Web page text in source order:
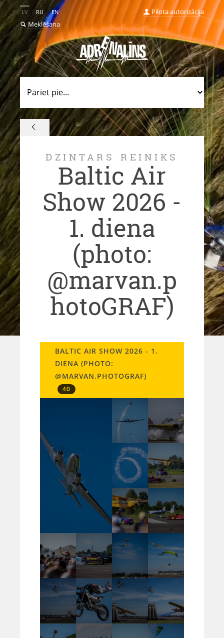
LV RU EN
Meklēšana
Pilota autorizācija
DZINTARS REINIKS
Baltic Air
Show 2026 -
1. diena
(photo:
@marvan.p
hotoGRAF)
BALTIC AIR SHOW 2026 - 1.
DIENA (PHOTO:
@MARVAN.PHOTOGRAF)
40